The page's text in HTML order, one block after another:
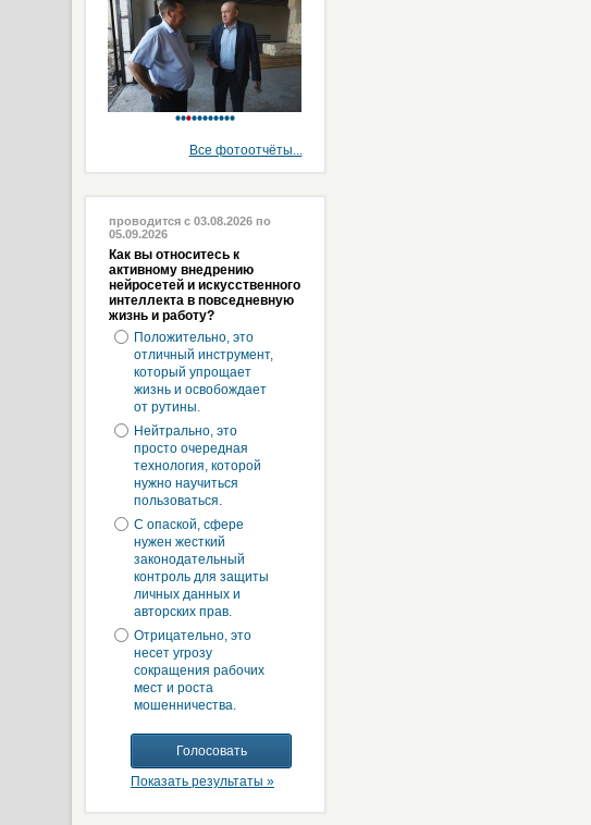
Все фотоотчёты...
проводится с 03.08.2026 по
05.09.2026
Как вы относитесь к
активному внедрению
нейросетей и искусственного
интеллекта в повседневную
жизнь и работу?
Положительно, это
отличный инструмент,
который упрощает
жизнь и освобождает
от рутины.
Нейтрально, это
просто очередная
технология, которой
нужно научиться
пользоваться.
С опаской, сфере
нужен жесткий
законодательный
контроль для защиты
личных данных и
авторских прав.
Отрицательно, это
несет угрозу
сокращения рабочих
мест и роста
мошенничества.
Показать результаты »